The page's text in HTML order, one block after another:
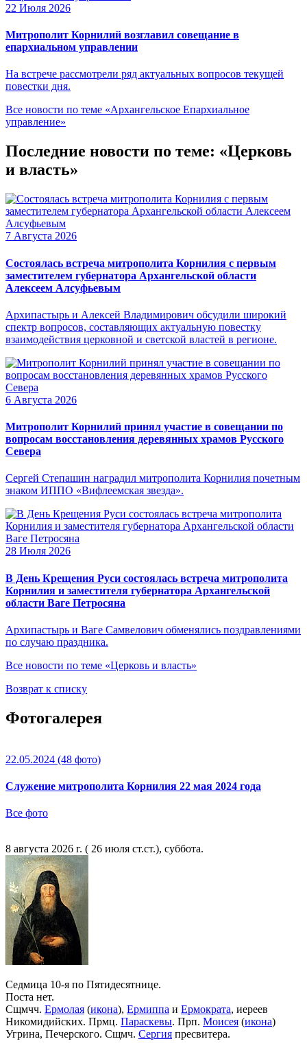
22 Июля 2026
Митрополит Корнилий возглавил совещание в
епархиальном управлении
На встрече рассмотрели ряд актуальных вопросов текущей
повестки дня.
Все новости по теме «Архангельское Епархиальное
управление»
Последние новости по теме: «Церковь
и власть»
7 Августа 2026
Состоялась встреча митрополита Корнилия с первым
заместителем губернатора Архангельской области
Алексеем Алсуфьевым
Архипастырь и Алексей Владимирович обсудили широкий
спектр вопросов, составляющих актуальную повестку
взаимодействия церковной и светской властей в регионе.
6 Августа 2026
Митрополит Корнилий принял участие в совещании по
вопросам восстановления деревянных храмов Русского
Севера
Сергей Степашин наградил митрополита Корнилия почетным
знаком ИППО «Вифлеемская звезда».
28 Июля 2026
В День Крещения Руси состоялась встреча митрополита
Корнилия и заместителя губернатора Архангельской
области Ваге Петросяна
Архипастырь и Ваге Самвелович обменялись поздравлениями
по случаю праздника.
Все новости по теме «Церковь и власть»
Возврат к списку
Фотогалерея
22.05.2024 (48 фото)
Служение митрополита Корнилия 22 мая 2024 года
Все фото
8 августа 2026 г. ( 26 июля ст.ст.), суббота.
Седмица 10-я по Пятидесятнице.
Поста нет.
Сщмчч. Ермолая (икона), Ермиппа и Ермократа, иереев
Никомидийских. Прмц. Параскевы. Прп. Моисея (икона)
Угрина, Печерского. Сщмч. Сергия пресвитера.